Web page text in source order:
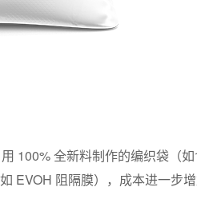
100% 全新料制作的编织袋（
EVOH 阻隔膜），成本进一步增